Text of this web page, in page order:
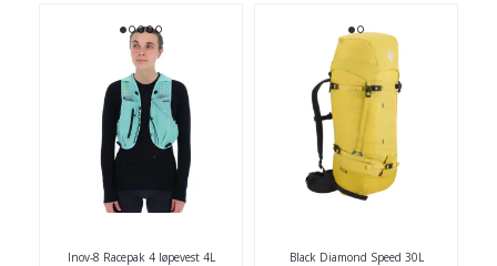
Inov-8 Racepak 4 løpevest 4L Black Diamond Speed 30L